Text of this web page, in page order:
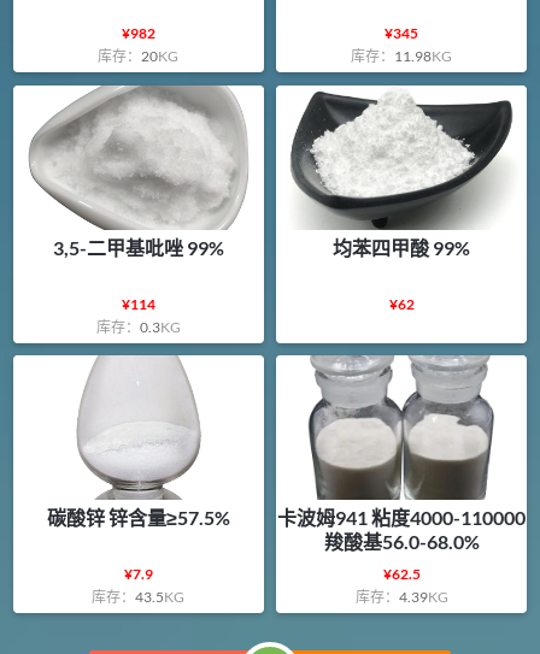
¥982
库存： 20KG
¥345
库存： 11.98KG
3,5-二甲基吡唑 99%
¥114
库存： 0.3KG
均苯四甲酸 99%
¥62
碳酸锌 锌含量≥57.5%
¥7.9
库存：43.5KG
卡波姆941 粘度4000-110000
羧酸基56.0-68.0%
¥62.5
库存： 4.39KG